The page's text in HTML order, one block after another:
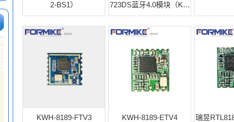
2-BS1）
723DS蓝牙4.0模块（KW
H-8723-DS）
KWH-8189-FTV3 KWH-8189-ETV4
瑞昱